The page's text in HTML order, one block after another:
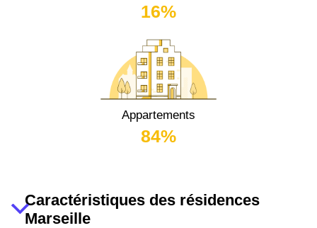
16%
Appartements
84%
Caractéristiques des résidences
Marseille